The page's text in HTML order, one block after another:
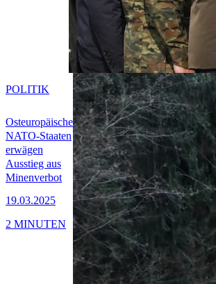
Osteuropäische
NATO-Staaten
erwägen
Ausstieg aus
Minenverbot
19.03.2025
POLITIK
2 MINUTEN